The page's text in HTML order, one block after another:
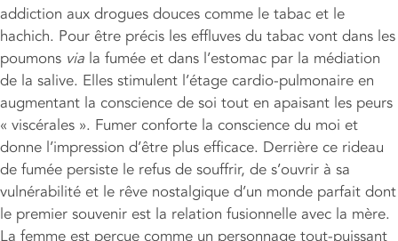
addiction aux drogues douces comme le tabac et le
hachich. Pour être précis les effluves du tabac vont dans les
poumons via la fumée et dans l’estomac par la médiation
de la salive. Elles stimulent l’étage cardio-pulmonaire en
augmentant la conscience de soi tout en apaisant les peurs
« viscérales ». Fumer conforte la conscience du moi et
donne l’impression d’être plus efficace. Derrière ce rideau
de fumée persiste le refus de souffrir, de s’ouvrir à sa
vulnérabilité et le rêve nostalgique d’un monde parfait dont
le premier souvenir est la relation fusionnelle avec la mère.
La femme est perçue comme un personnage tout-puissant